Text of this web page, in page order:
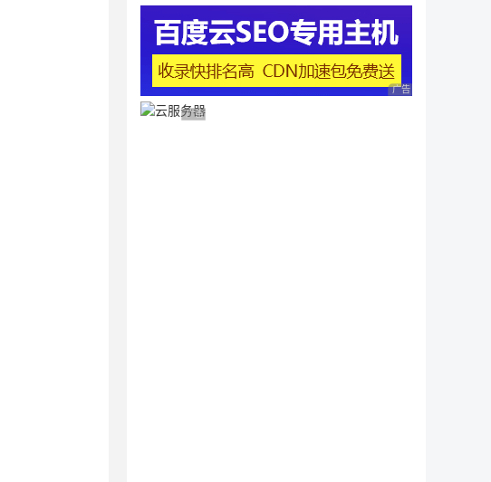
广告 商业广告，理性
广告 商业广告，理性选择